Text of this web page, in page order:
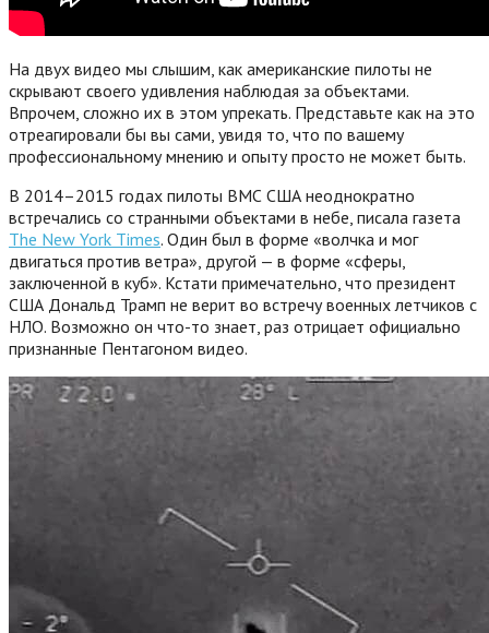
На двух видео мы слышим, как американские пилоты не
скрывают своего удивления наблюдая за объектами.
Впрочем, сложно их в этом упрекать. Представьте как на это
отреагировали бы вы сами, увидя то, что по вашему
профессиональному мнению и опыту просто не может быть.
В 2014–2015 годах пилоты ВМС США неоднократно
встречались со странными объектами в небе, писала газета
The New York Times. Один был в форме «волчка и мог
двигаться против ветра», другой — в форме «сферы,
заключенной в куб». Кстати примечательно, что президент
США Дональд Трамп не верит во встречу военных летчиков с
НЛО. Возможно он что-то знает, раз отрицает официально
признанные Пентагоном видео.